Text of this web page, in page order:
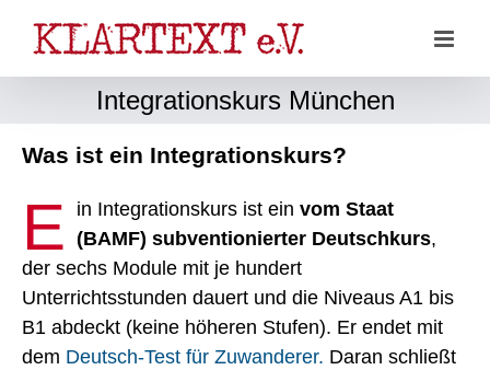
Inhalt
springen
Integrationskurs München
Was ist ein Integrationskurs?
E in Integrationskurs ist ein vom Staat
(BAMF) subventionierter Deutschkurs,
der sechs Module mit je hundert
Unterrichtsstunden dauert und die Niveaus A1 bis
B1 abdeckt (keine höheren Stufen). Er endet mit
dem Deutsch-Test für Zuwanderer. Daran schließt